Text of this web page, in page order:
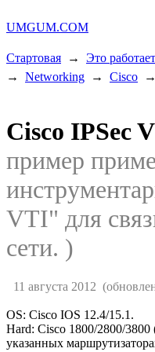
UMGUM.COM
Стартовая → Это
→ Networking → Cisco
Cisco IPSec
пример
VTI" для
сети. )
11 августа 2012
OS: Cisco IOS 12.4/15.1.
Hard: Cisco 1800/2800/
указанных